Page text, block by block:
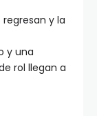
regresan y la
y una
rol llegan a